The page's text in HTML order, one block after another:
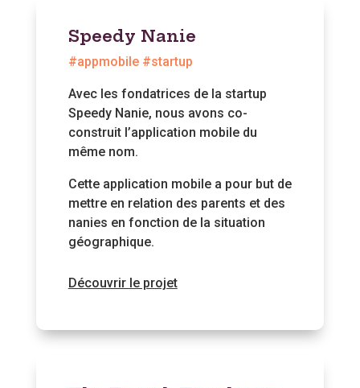
Speedy Nanie
#appmobile #startup
Avec les fondatrices de la startup
Speedy Nanie, nous avons co-
construit l’application mobile du
même nom.
Cette application mobile a pour but de
mettre en relation des parents et des
nanies en fonction de la situation
géographique.
Découvrir le projet